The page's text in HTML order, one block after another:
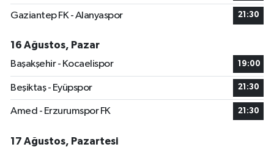
Gaziantep FK - Alanyaspor 21:30
16 Ağustos, Pazar
Başakşehir - Kocaelispor
19:00
Beşiktaş - Eyüpspor 21:30
Amed - Erzurumspor FK 21:30
17 Ağustos, Pazartesi